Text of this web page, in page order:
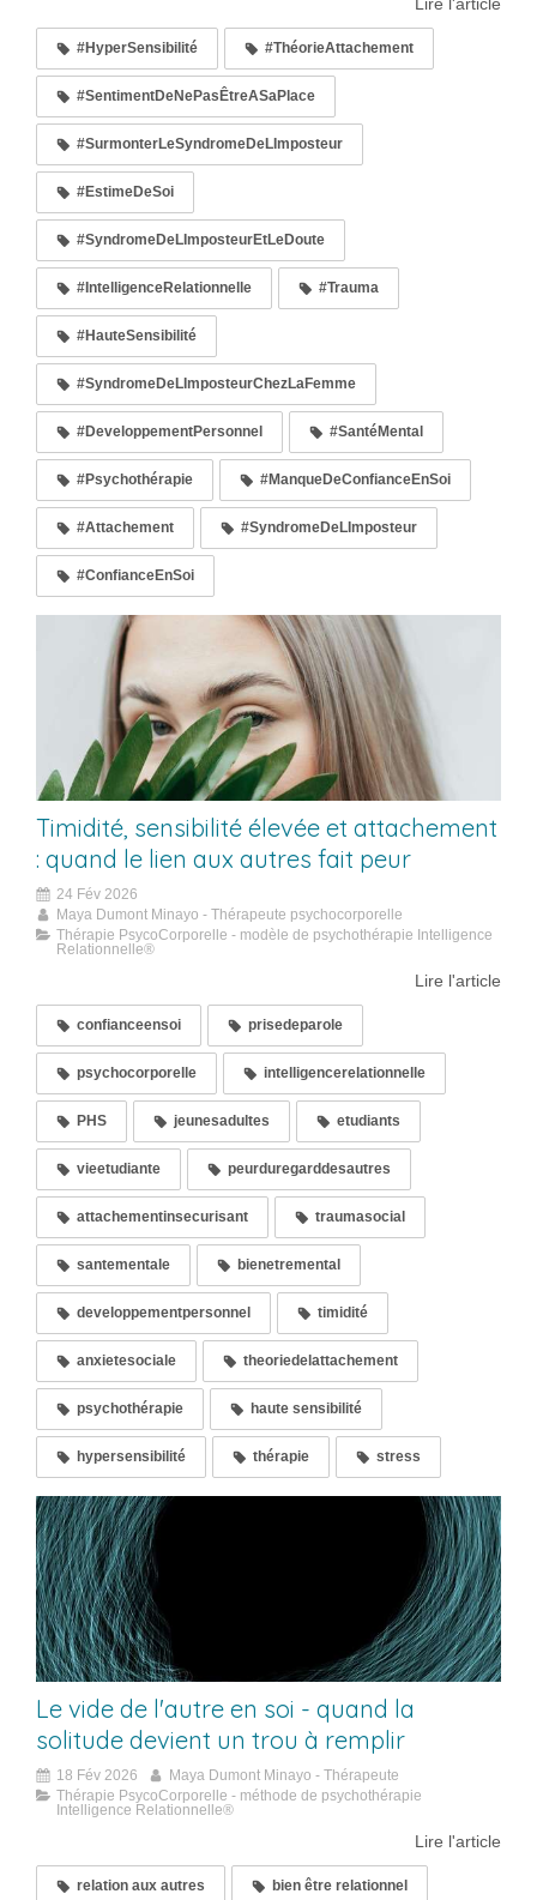
#HyperSensibilité #ThéorieAttachement
#SentimentDeNePasÊtreASaPlace
#SurmonterLeSyndromeDeLImposteur
#EstimeDeSoi
#SyndromeDeLImposteurEtLeDoute
#IntelligenceRelationnelle #Trauma
#HauteSensibilité
#SyndromeDeLImposteurChezLaFemme
#DeveloppementPersonnel #SantéMental
#Psychothérapie #ManqueDeConfianceEnSoi
#Attachement #SyndromeDeLImposteur
#ConfianceEnSoi
Timidité, sensibilité élevée et attachement
: quand le lien aux autres fait peur
24 Fév 2026
Maya Dumont Minayo - Thérapeute psychocorporelle
Thérapie PsycoCorporelle - modèle de psychothérapie Intelligence
Relationnelle®
Lire l'article
confianceensoi prisedeparole
psychocorporelle intelligencerelationnelle
PHS jeunesadultes etudiants
vieetudiante peurduregarddesautres
attachementinsecurisant traumasocial
santementale bienetremental
developpementpersonnel timidité
anxietesociale theoriedelattachement
psychothérapie haute sensibilité
hypersensibilité thérapie stress
Le vide de l'autre en soi - quand la
solitude devient un trou à remplir
18 Fév 2026
Maya Dumont Minayo - Thérapeute
Thérapie PsycoCorporelle - méthode de psychothérapie
Intelligence Relationnelle®
Lire l'article
relation aux autres bien être relationnel